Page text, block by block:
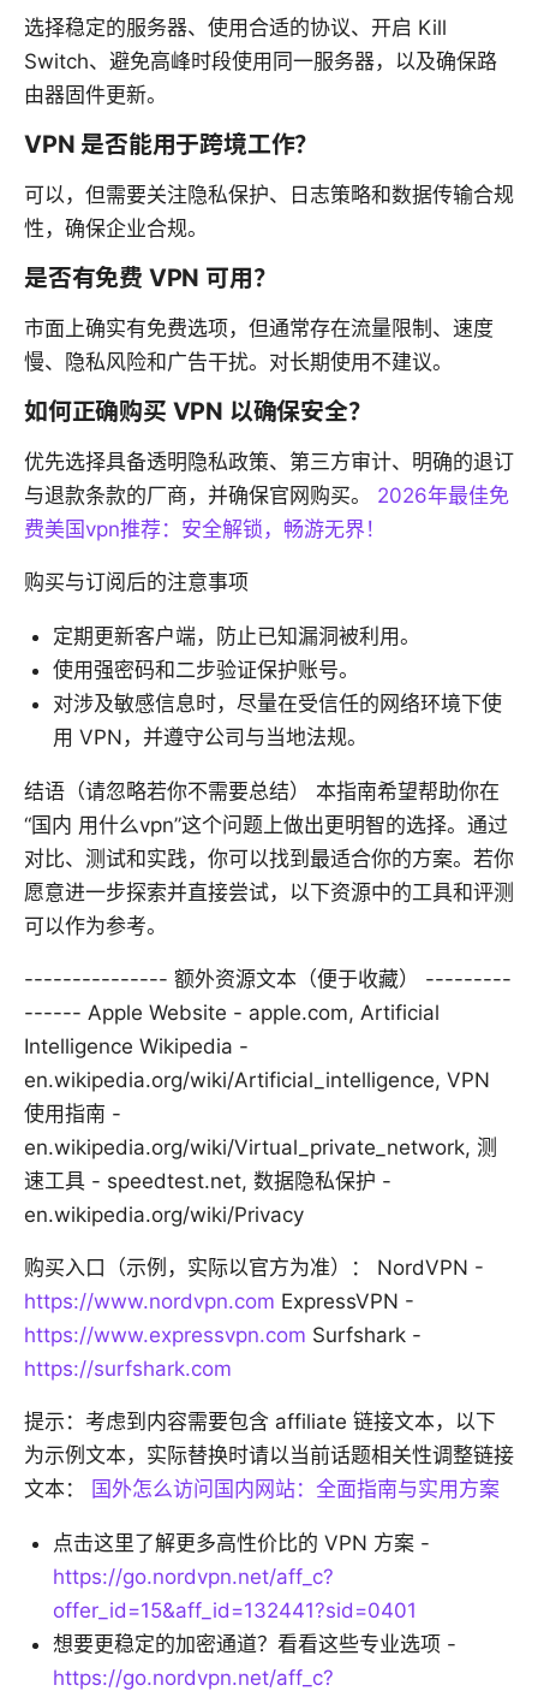
选择稳定的服务器、使用合适的协议、开启 Kill
Switch、避免高峰时段使用同一服务器，以及确保路
由器固件更新。
VPN 是否能用于跨境工作？
可以，但需要关注隐私保护、日志策略和数据传输合规
性，确保企业合规。
是否有免费 VPN 可用？
市面上确实有免费选项，但通常存在流量限制、速度
慢、隐私风险和广告干扰。对长期使用不建议。
如何正确购买 VPN 以确保安全？
优先选择具备透明隐私政策、第三方审计、明确的退订
与退款条款的厂商，并确保官网购买。 2026年最佳免
费美国vpn推荐：安全解锁，畅游无界！
购买与订阅后的注意事项
定期更新客户端，防止已知漏洞被利用。
使用强密码和二步验证保护账号。
对涉及敏感信息时，尽量在受信任的网络环境下使
用 VPN，并遵守公司与当地法规。
结语（请忽略若你不需要总结） 本指南希望帮助你在
“国内 用什么vpn”这个问题上做出更明智的选择。通过
对比、测试和实践，你可以找到最适合你的方案。若你
愿意进一步探索并直接尝试，以下资源中的工具和评测
可以作为参考。
--------------- 额外资源文本（便于收藏） ---------
------ Apple Website - apple.com, Artificial
Intelligence Wikipedia -
en.wikipedia.org/wiki/Artificial_intelligence, VPN
使用指南 -
en.wikipedia.org/wiki/Virtual_private_network, 测
速工具 - speedtest.net, 数据隐私保护 -
en.wikipedia.org/wiki/Privacy
购买入口（示例，实际以官方为准）： NordVPN -
https://www.nordvpn.com ExpressVPN -
https://www.expressvpn.com Surfshark -
https://surfshark.com
提示：考虑到内容需要包含 affiliate 链接文本，以下
为示例文本，实际替换时请以当前话题相关性调整链接
文本： 国外怎么访问国内网站：全面指南与实用方案
点击这里了解更多高性价比的 VPN 方案 -
https://go.nordvpn.net/aff_c?
offer_id=15&aff_id=132441?sid=0401
想要更稳定的加密通道？看看这些专业选项 -
https://go.nordvpn.net/aff_c?